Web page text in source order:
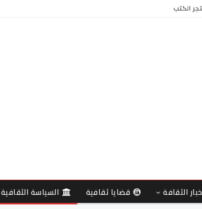
الكتب
الثقافة قضايا ثقافية السياسة الثقافية